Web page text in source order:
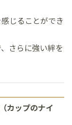
じることができ
さらに強い絆を
カップのナイ